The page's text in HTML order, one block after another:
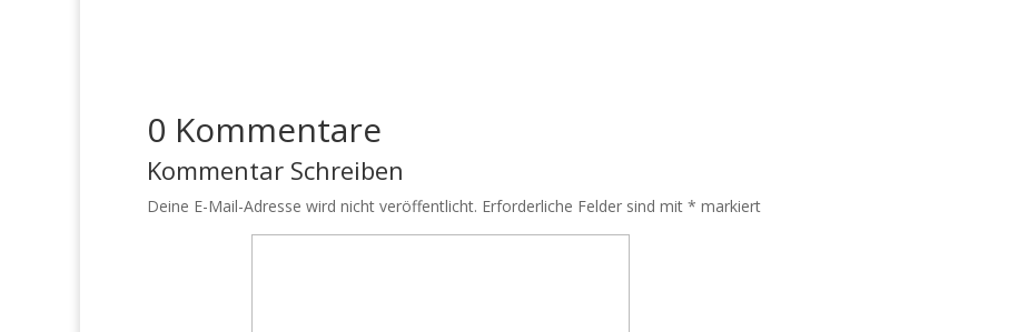
0 Kommentare
Kommentar Schreiben
Deine E-Mail-Adresse wird nicht veröffentlicht. Erforderliche Felder sind mit * markiert